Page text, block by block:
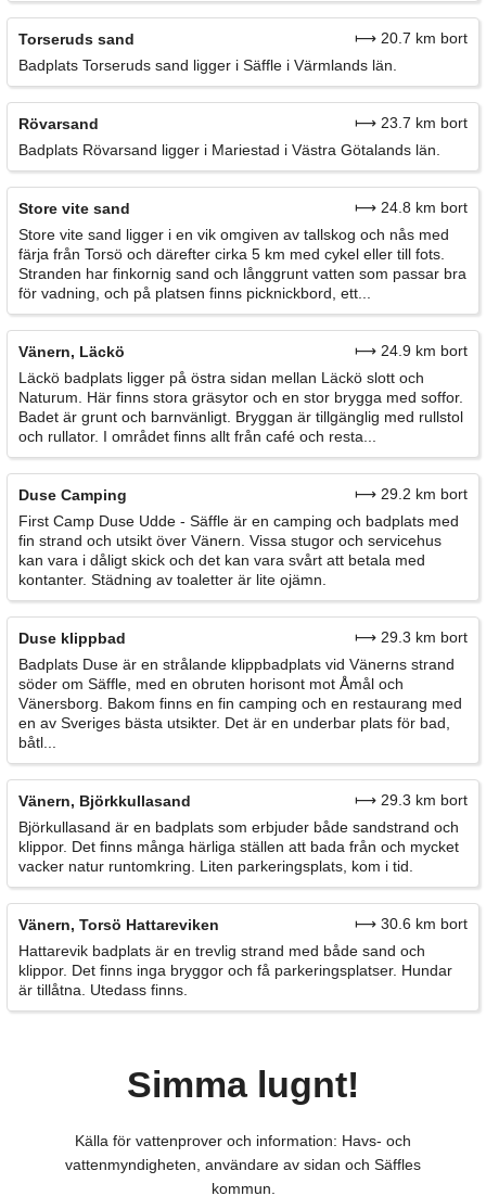
Torseruds sand
⟼ 20.7 km bort
Badplats Torseruds sand ligger i Säffle i Värmlands län.
Rövarsand
⟼ 23.7 km bort
Badplats Rövarsand ligger i Mariestad i Västra Götalands län.
Store vite sand
⟼ 24.8 km bort
Store vite sand ligger i en vik omgiven av tallskog och nås med
färja från Torsö och därefter cirka 5 km med cykel eller till fots.
Stranden har finkornig sand och långgrunt vatten som passar bra
för vadning, och på platsen finns picknickbord, ett...
Vänern, Läckö
⟼ 24.9 km bort
Läckö badplats ligger på östra sidan mellan Läckö slott och
Naturum. Här finns stora gräsytor och en stor brygga med soffor.
Badet är grunt och barnvänligt. Bryggan är tillgänglig med rullstol
och rullator. I området finns allt från café och resta...
Duse Camping
⟼ 29.2 km bort
First Camp Duse Udde - Säffle är en camping och badplats med
fin strand och utsikt över Vänern. Vissa stugor och servicehus
kan vara i dåligt skick och det kan vara svårt att betala med
kontanter. Städning av toaletter är lite ojämn.
Duse klippbad
⟼ 29.3 km bort
Badplats Duse är en strålande klippbadplats vid Vänerns strand
söder om Säffle, med en obruten horisont mot Åmål och
Vänersborg. Bakom finns en fin camping och en restaurang med
en av Sveriges bästa utsikter. Det är en underbar plats för bad,
båtl...
Vänern, Björkkullasand
⟼ 29.3 km bort
Björkullasand är en badplats som erbjuder både sandstrand och
klippor. Det finns många härliga ställen att bada från och mycket
vacker natur runtomkring. Liten parkeringsplats, kom i tid.
Vänern, Torsö Hattareviken
⟼ 30.6 km bort
Hattarevik badplats är en trevlig strand med både sand och
klippor. Det finns inga bryggor och få parkeringsplatser. Hundar
är tillåtna. Utedass finns.
Simma lugnt!
Källa för vattenprover och information: Havs- och
vattenmyndigheten, användare av sidan och Säffles
kommun.